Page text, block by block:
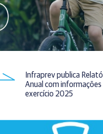
Infraprev publica
Anual com
exercício 2025